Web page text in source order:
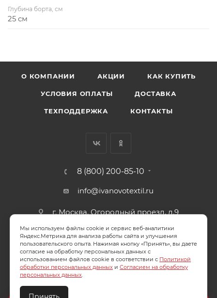
Глубина борта, см
25 см
О КОМПАНИИ АКЦИИ КАК КУПИТЬ
УСЛОВИЯ ОПЛАТЫ ДОСТАВКА
ТЕХПОДДЕРЖКА КОНТАКТЫ
8 (800) 200-85-10
info@ivanovotextil.ru
г. Москва, Огородный проезд, д.9
СОГЛАСИЕ НА ОБРАБОТКУ ПЕРСОНАЛЬНЫХ ДАННЫХ
ПОЛИТИКА ОБРАБОТКИ ПЕРСОНАЛЬНЫХ ДАННЫХ
Мы используем файлы cookie и сервис веб-аналитики
Яндекс.Метрика для анализа работы сайта и улучшения
пользовательского опыта. Нажимая кнопку «Принять», вы даете
согласие на обработку персональных данных с
использованием файлов cookie в соответствии с Политикой
обработки персональных данных и Согласием на обработку
персональных данных.